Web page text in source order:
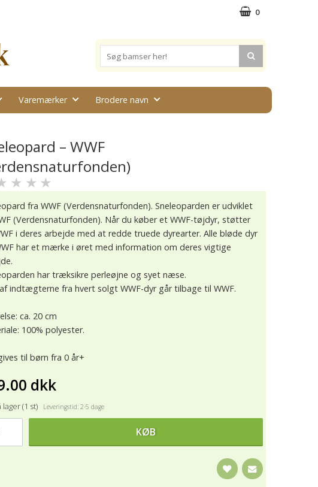
0
Varemærker Brodere navn
– WWF
★ ★ ★
fra WWF (Verdensnaturfonden). Sneleoparden er udviklet
(Verdensnaturfonden). Når du køber et WWF-tøjdyr, støtter
i deres arbejde med at redde truede dyrearter. Alle bløde dyr
har et mærke i øret med information om deres vigtige
har træksikre perleøjne og syet næse.
indtægterne fra hvert solgt WWF-dyr går tilbage til WWF.
ca. 20 cm
100% polyester.
til børn fra 0 år+
dkk
lager (1 st) Leveringstid: 2-5 dage
KØB